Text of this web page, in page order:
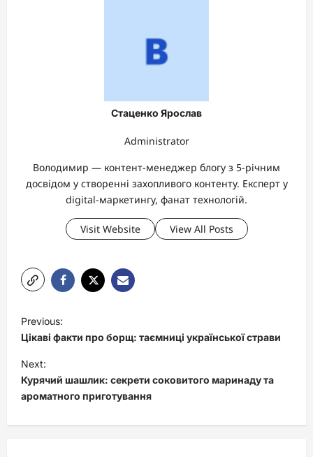
Стаценко Ярослав
Administrator
Володимир — контент-менеджер блогу з 5-річним
досвідом у створенні захопливого контенту. Експерт у
digital-маркетингу, фанат технологій.
Visit Website View All Posts
P
o
s
t
n
a
Previous:
Цікаві факти про борщ: таємниці української страви
Next:
Курячий шашлик: секрети соковитого маринаду та
ароматного приготування